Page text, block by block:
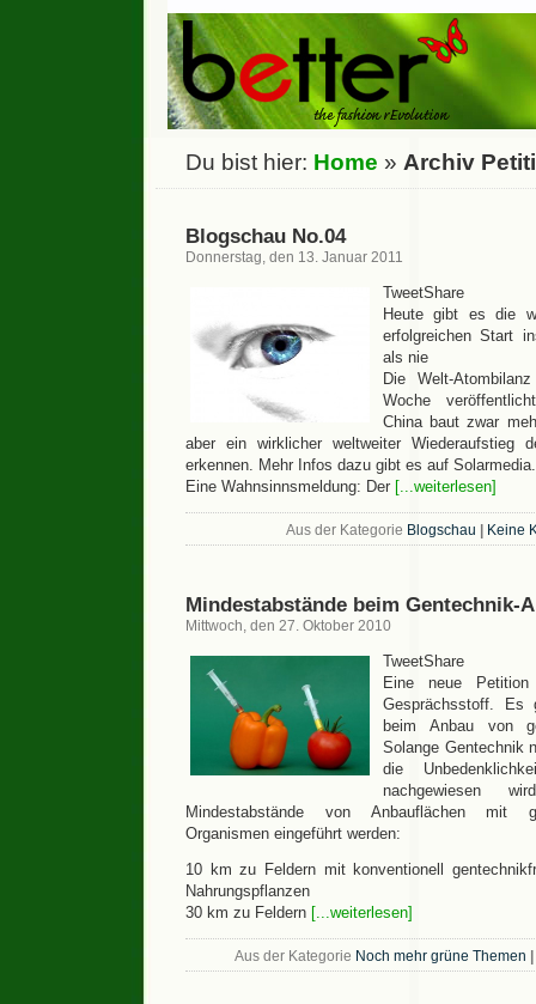
Du bist hier: Home » Archiv
Blogschau No.04
Donnerstag, den 13. Januar 2011
TweetShare
Heute gibt es die
erfolgreichen Start
als nie
Die Welt-
Woche
China baut zwar
aber ein wirklicher weltweiter Wiederaufstieg
erkennen. Mehr Infos dazu gibt es auf Solarmedia.
Eine Wahnsinnsmeldung: Der [...weiterlesen]
Aus der Kategorie Blogschau Keine
Mindestabstände beim Gentechnik-
Mittwoch, den 27. Oktober 2010
TweetShare
Eine neue
Gesprächsstoff. Es
beim Anbau von
Solange Gentechnik
die
nachgewiesen
Mindestabstände von Anbauflächen mit
Organismen eingeführt werden:
10 km zu Feldern mit konventionell
Nahrungspflanzen
30 km zu Feldern [...weiterlesen]
Aus der Kategorie Noch mehr grüne Themen